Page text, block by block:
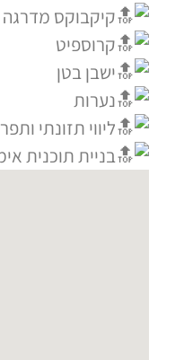
קיקבוקס מדרגה
קרוספיט
ישבן בטן
נערות
ליווי תזונתי
בניית תוכנית